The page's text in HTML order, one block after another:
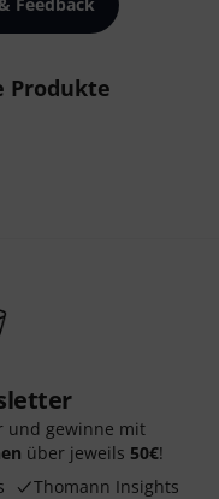
Produkte
und gewinne mit
über jeweils 50€!
Thomann Insights